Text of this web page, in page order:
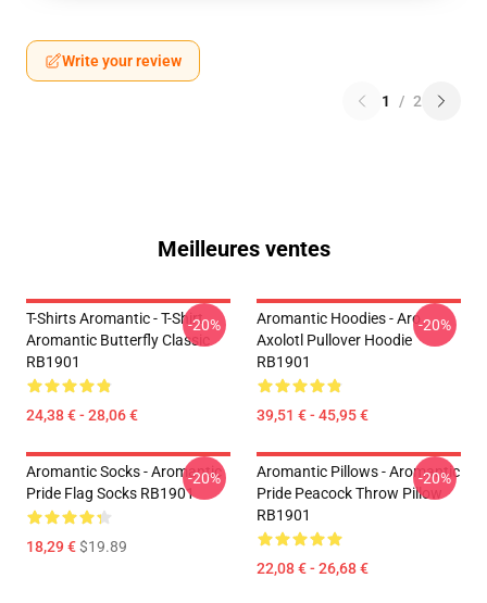
Write your review
1 / 2
Meilleures ventes
T-Shirts Aromantic - T-Shirt
Aromantic Butterfly Classic
RB1901
24,38 € - 28,06 €
-20%
Aromantic Hoodies - Aro
Axolotl Pullover Hoodie
RB1901
39,51 € - 45,95 €
-20%
Aromantic Socks - Aromantic
Pride Flag Socks RB1901
18,29 €$19.89
-20%
Aromantic Pillows - Aromantic
Pride Peacock Throw Pillow
RB1901
22,08 € - 26,68 €
-20%